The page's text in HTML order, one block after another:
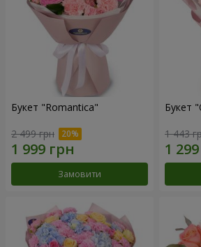
Букет "Romantica"
2 499 грн
Замовити
Букет
1 443